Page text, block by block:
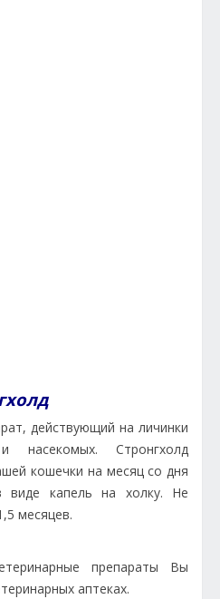
действующий на личинки
насекомых. Стронгхолд
кошечки на месяц со дня
виде капель на холку. Не
месяцев.
препараты Вы
аптеках.